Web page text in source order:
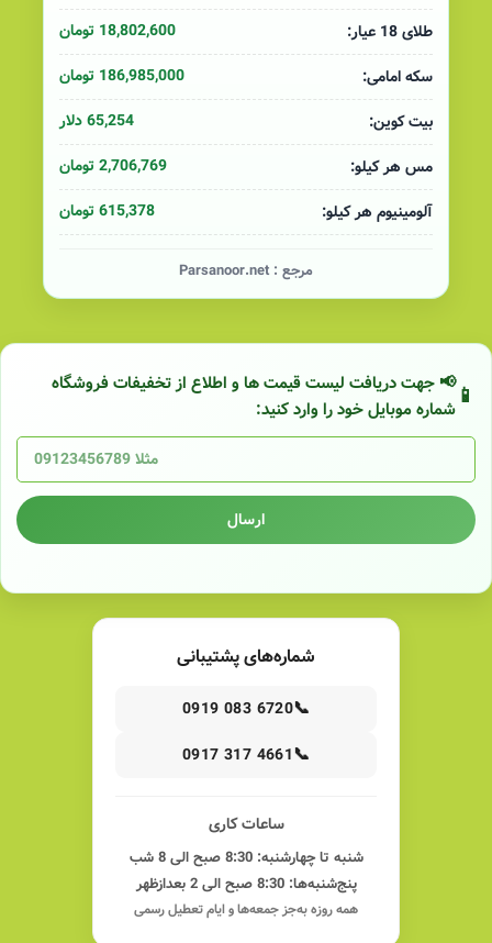
طلای 18 عیار:
18,802,600 تومان
سکه امامی:
186,985,000 تومان
بیت کوین:
65,254 دلار
مس هر کیلو:
2,706,769 تومان
آلومینیوم هر کیلو:
615,378 تومان
مرجع : Parsanoor.net
📢 جهت دریافت لیست قیمت ها و اطلاع از تخفیفات فروشگاه
شماره موبایل خود را وارد کنید:
ارسال
شماره‌های پشتیبانی
📞
0919 083 6720
📞
0917 317 4661
ساعات کاری
شنبه تا چهارشنبه: 8:30 صبح الی 8 شب
پنج‌شنبه‌ها: 8:30 صبح الی 2 بعدازظهر
همه روزه به‌جز جمعه‌ها و ایام تعطیل رسمی